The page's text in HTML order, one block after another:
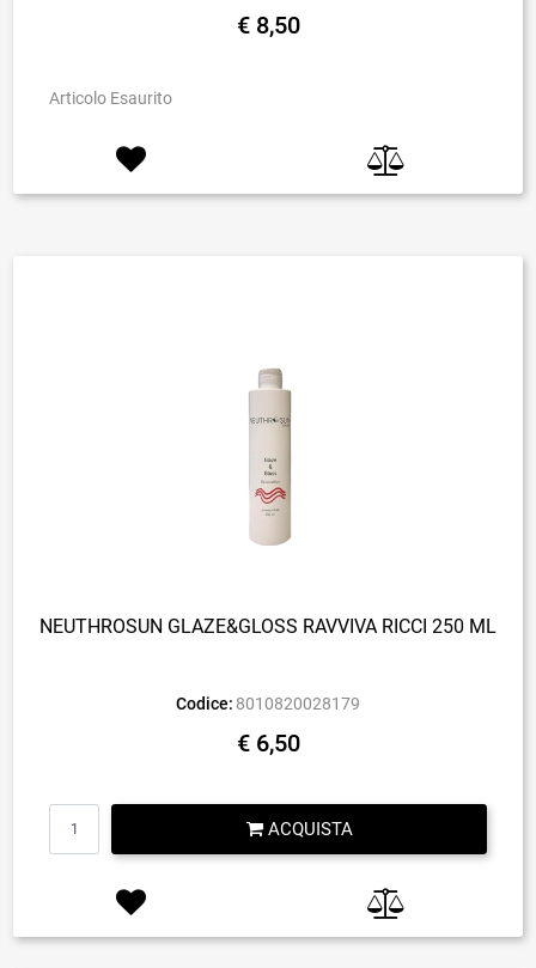
€ 8,50
Articolo Esaurito
NEUTHROSUN GLAZE&GLOSS RAVVIVA RICCI 250 ML
Codice: 8010820028179
€ 6,50
ACQUISTA